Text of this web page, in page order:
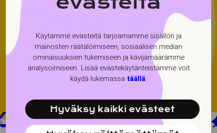
Käytämme evästeitä tarjoamamme sisällön ja
mainosten räätälöimiseen, sosiaalisen median
ominaisuuksien tukemiseen ja kävijämäärämme
analysoimiseen. Lisää evästekäytänteistämme voit
käydä lukemassa täällä.
Hyväksy kaikki evästeet
combining creativity, professionalism, and a
unique atmosphere. A surprise ball machine is
also part of the experience, bringing fun
surprises to festival visitors.